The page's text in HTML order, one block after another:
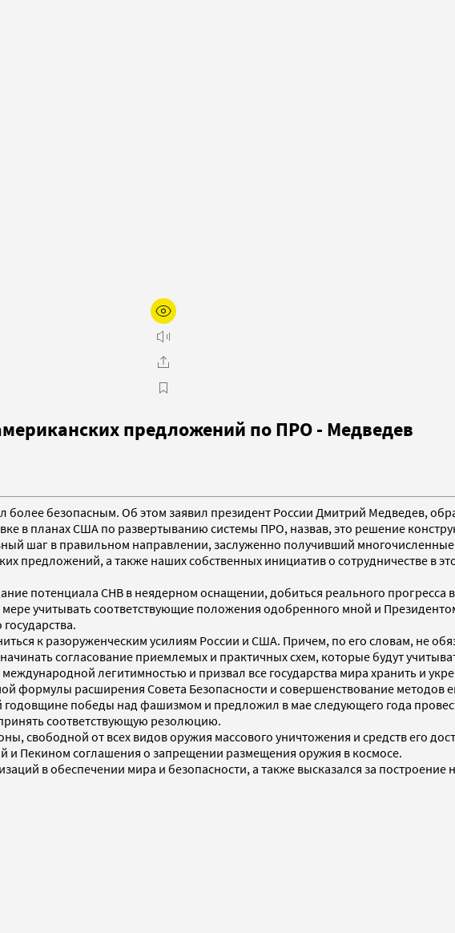
предложений по ПРО - Медведев
более безопасным. Об этом заявил президент России Дмитрий Медведев,
в планах США по развертыванию системы ПРО, назвав, это решение
шаг в правильном направлении, заслуженно получивший
предложений, а также наших собственных инициатив о сотрудничестве в
потенциала СНВ в неядерном оснащении, добиться реального
учитывать соответствующие положения одобренного мной и
к разоруженческим усилиям России и США. Причем, по его словам, не
согласование приемлемых и практичных схем, которые будут
легитимностью и призвал все государства мира хранить и
формулы расширения Совета Безопасности и совершенствование методов
победы над фашизмом и предложил в мае следующего года
соответствующую резолюцию.
свободной от всех видов оружия массового уничтожения и средств его
и Пекином соглашения о запрещении размещения оружия в космосе.
в обеспечении мира и безопасности, а также высказался за